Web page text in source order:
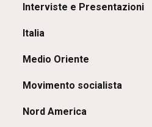
Interviste e Presentazioni
Italia
Medio Oriente
Movimento socialista
Nord America